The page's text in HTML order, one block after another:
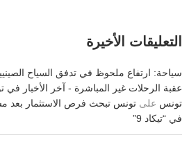
التعليقات الأخيرة
سياحة: ارتفاع ملحوظ في تدفق السياح
عقبة الرحلات غير المباشرة - آخر الأخبار في
تونس على تونس تبحث فرص الاستثمار بعد
في “تيكاد 9”